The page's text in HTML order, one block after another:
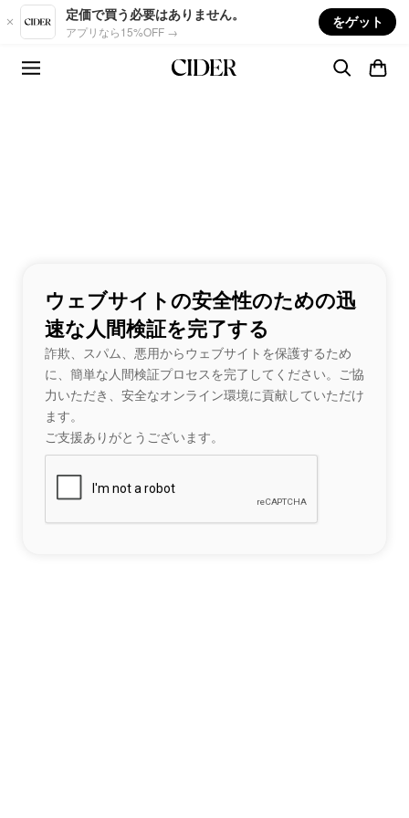
Skip to main content
定価で買う必要はありません。
アプリなら15%OFF →
をゲット
ウェブサイトの安全性のための迅
速な人間検証を完了する
詐欺、スパム、悪用からウェブサイトを保護するため
に、簡単な人間検証プロセスを完了してください。ご協
力いただき、安全なオンライン環境に貢献していただけ
ます。
ご支援ありがとうございます。